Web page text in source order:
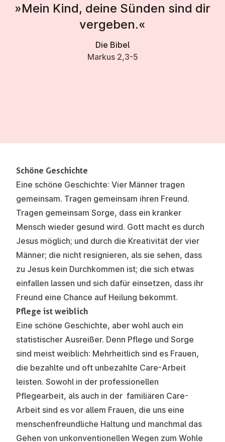
»Mein Kind, deine Sünden sind dir
vergeben.«
Die Bibel
Markus 2,3-5
Schöne Geschichte
Eine schöne Geschichte: Vier Männer tragen
gemeinsam. Tragen gemeinsam ihren Freund.
Tragen gemeinsam Sorge, dass ein kranker
Mensch wieder gesund wird. Gott macht es durch
Jesus möglich; und durch die Kreativität der vier
Männer; die nicht resignieren, als sie sehen, dass
zu Jesus kein Durchkommen ist; die sich etwas
einfallen lassen und sich dafür einsetzen, dass ihr
Freund eine Chance auf Heilung bekommt.
Pflege ist weiblich
Eine schöne Geschichte, aber wohl auch ein
statistischer Ausreißer. Denn Pflege und Sorge
sind meist weiblich: Mehrheitlich sind es Frauen,
die bezahlte und oft unbezahlte Care-Arbeit
leisten. Sowohl in der professionellen
Pflegearbeit, als auch in der familiären Care-
Arbeit sind es vor allem Frauen, die uns eine
menschenfreundliche Haltung und manchmal das
Gehen von unkonventionellen Wegen zum Wohle